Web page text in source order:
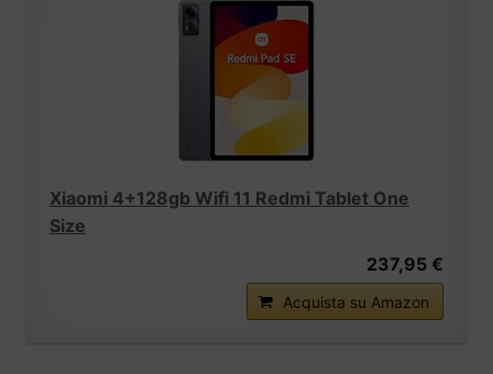
Xiaomi 4+128gb Wifi 11 Redmi Tablet One
Size
237,95 €
Acquista su Amazon